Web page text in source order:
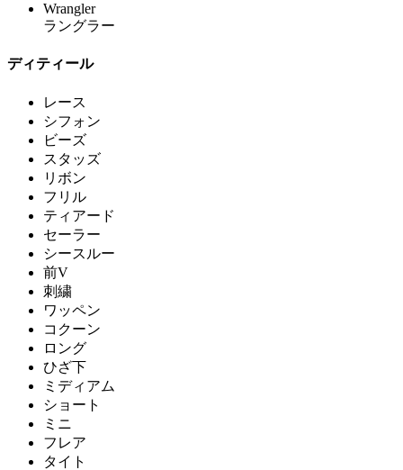
Wrangler
ラングラー
ディティール
レース
シフォン
ビーズ
スタッズ
リボン
フリル
ティアード
セーラー
シースルー
前V
刺繍
ワッペン
コクーン
ロング
ひざ下
ミディアム
ショート
ミニ
フレア
タイト